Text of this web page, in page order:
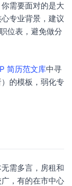
需要面对的是大
专业背景，建议
位表，避免做分
简历范文库中寻
的模板，弱化专
需多言，房租和
，有的在市中心